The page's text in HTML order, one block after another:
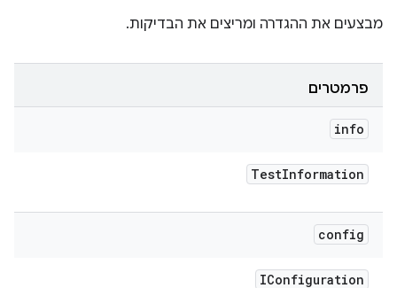
מבצעים את ההגדרה ומריצים את הבדיקות.
פרמטרים
info
TestInformation
config
IConfiguration